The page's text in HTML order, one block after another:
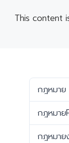
This content
กฎหมา
กฎหมาย
กฎหมาย